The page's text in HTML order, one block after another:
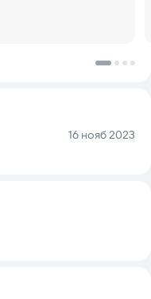
Дата:
16 нояб 2023